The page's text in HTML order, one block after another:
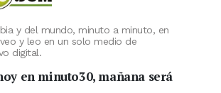
y del mundo, minuto a minuto, en
y leo en un solo medio de
digital.
en minuto30, mañana será